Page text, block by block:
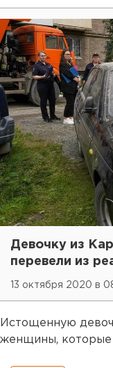
Девочку из
перевели из
13 октября 2020 в
Истощенную
женщины, которые